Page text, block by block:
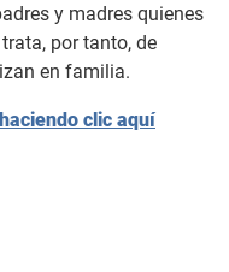
y madres quienes
por tanto, de
en familia.
clic aquí